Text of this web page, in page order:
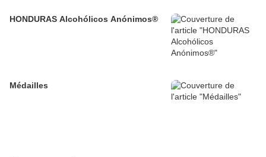
HONDURAS Alcohólicos Anónimos®
Médailles